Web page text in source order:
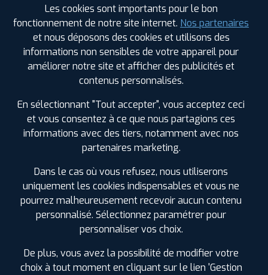
SPÉCIFICATIONS AVIS CLIENTS ÉTIQUETAGE
Étiquetage
Les cookies sont importants pour le bon
fonctionnement de notre site internet. Nos partenaires
et nous déposons des cookies et utilisons des
informations non sensibles de votre appareil pour
améliorer notre site et afficher des publicités et
contenus personnalisés.
En sélectionnant "Tout accepter", vous acceptez ceci
et vous consentez à ce que nous partagions ces
informations avec des tiers, notamment avec nos
partenaires marketing.
Dans le cas où vous refusez, nous utiliserons
uniquement les cookies indispensables et vous ne
pourrez malheureusement recevoir aucun contenu
personnalisé. Sélectionnez paramétrer pour
personnaliser vos choix.
De plus, vous avez la possibilité de modifier votre
choix à tout moment en cliquant sur le lien 'Gestion